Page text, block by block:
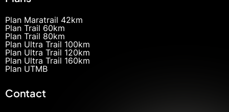
Plan Maratrail 42km
Plan Trail 60km
Plan Trail 80km
Plan Ultra Trail 100km
Plan Ultra Trail 120km
Plan Ultra Trail 160km
Plan UTMB
Contact